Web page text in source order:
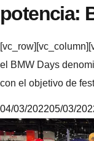
potencia:
el BMW Days
con el objetivo de
M
04/03/202205/03/